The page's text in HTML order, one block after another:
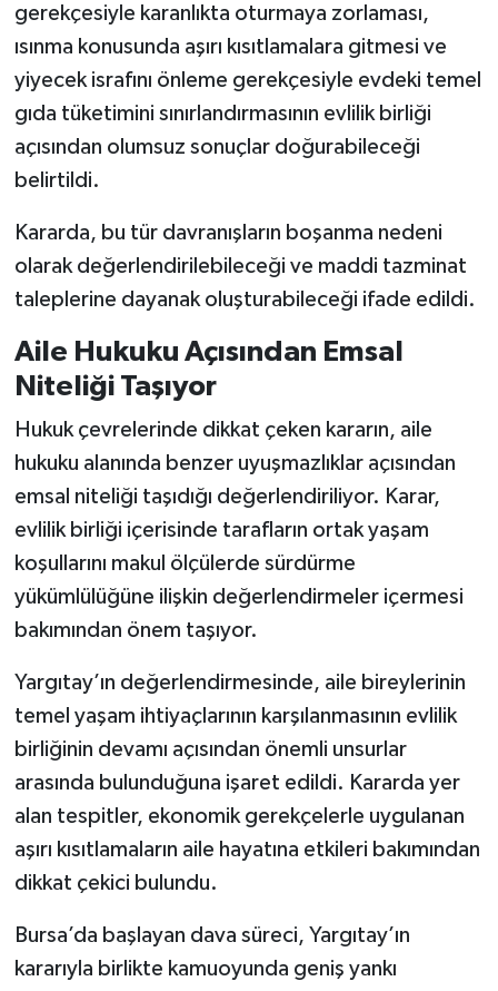
gerekçesiyle karanlıkta oturmaya zorlaması,
ısınma konusunda aşırı kısıtlamalara gitmesi ve
yiyecek israfını önleme gerekçesiyle evdeki temel
gıda tüketimini sınırlandırmasının evlilik birliği
açısından olumsuz sonuçlar doğurabileceği
belirtildi.
Kararda, bu tür davranışların boşanma nedeni
olarak değerlendirilebileceği ve maddi tazminat
taleplerine dayanak oluşturabileceği ifade edildi.
Aile Hukuku Açısından Emsal
Niteliği Taşıyor
Hukuk çevrelerinde dikkat çeken kararın, aile
hukuku alanında benzer uyuşmazlıklar açısından
emsal niteliği taşıdığı değerlendiriliyor. Karar,
evlilik birliği içerisinde tarafların ortak yaşam
koşullarını makul ölçülerde sürdürme
yükümlülüğüne ilişkin değerlendirmeler içermesi
bakımından önem taşıyor.
Yargıtay’ın değerlendirmesinde, aile bireylerinin
temel yaşam ihtiyaçlarının karşılanmasının evlilik
birliğinin devamı açısından önemli unsurlar
arasında bulunduğuna işaret edildi. Kararda yer
alan tespitler, ekonomik gerekçelerle uygulanan
aşırı kısıtlamaların aile hayatına etkileri bakımından
dikkat çekici bulundu.
Bursa’da başlayan dava süreci, Yargıtay’ın
kararıyla birlikte kamuoyunda geniş yankı